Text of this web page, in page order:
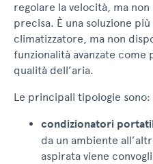
regolare la velocità, ma
precisa. È una soluzione
climatizzatore, ma non
funzionalità avanzate
qualità dell’aria.
Le principali tipologie sono:
condizionatori
da un ambiente
aspirata viene